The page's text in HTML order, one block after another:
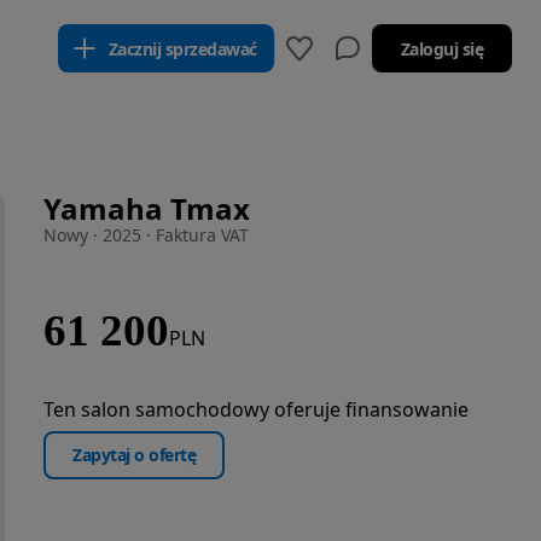
Zacznij sprzedawać Zaloguj się
Yamaha Tmax
Nowy · 2025 · Faktura VAT
61 200PLN
Ten salon samochodowy oferuje finansowanie
Zapytaj o ofertę